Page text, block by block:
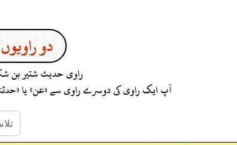
دو
راوی حدیثشتير بن
آپ ایک راوی کی دوسرے راوی سے «عن» یا